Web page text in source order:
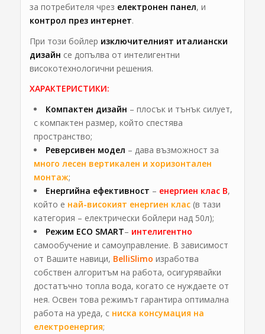
за потребителя чрез електронен панел, и
контрол през интернет.
При този бойлер изключителният италиански
дизайн се допълва от интелигентни
високотехнологични решения.
ХАРАКТЕРИСТИКИ:
Компактен дизайн – плосък и тънък силует,
с компактен размер, който спестява
пространство;
Реверсивен модел – дава възможност за
много лесен вертикален и хоризонтален
монтаж;
Енергийна ефективност – енергиен клас В,
който е най-високият енергиен клас(в тази
категория – електрически бойлери над 50л);
Режим ECO SMART– интелигентно
самообучение и самоуправлениe. В зависимост
от Вашите навици, BelliSlimo изработва
собствен алгоритъм на работа, осигурявайки
достатъчно топла вода, когато се нуждаете от
нея. Освен това режимът гарантира оптимална
работа на уреда, с ниска консумация на
електроенергия;